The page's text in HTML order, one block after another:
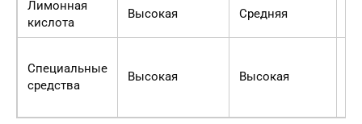
Лимонная
кислота
Высокая Средняя
Специальные
средства
Высокая Высокая